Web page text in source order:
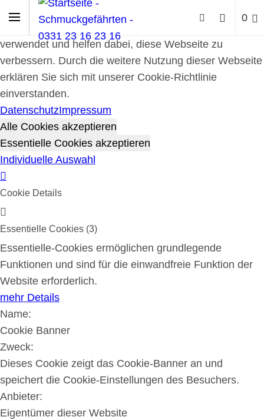
Cookie-Richtlinie
Cookies werden zur Benutzerführung und Webanalyse
verwendet und helfen dabei, diese Webseite zu
verbessern. Durch die weitere Nutzung dieser Webseite
erklären Sie sich mit unserer Cookie-Richtlinie
einverstanden.
DatenschutzImpressum
Alle Cookies akzeptieren
Essentielle Cookies akzeptieren
Individuelle Auswahl
Cookie Details
Essentielle Cookies (3)
Essentielle-Cookies ermöglichen grundlegende
Funktionen und sind für die einwandfreie Funktion der
Website erforderlich.
mehr Details
Name:
Cookie Banner
Zweck:
Dieses Cookie zeigt das Cookie-Banner an und
speichert die Cookie-Einstellungen des Besuchers.
Anbieter:
Eigentümer dieser Website
0